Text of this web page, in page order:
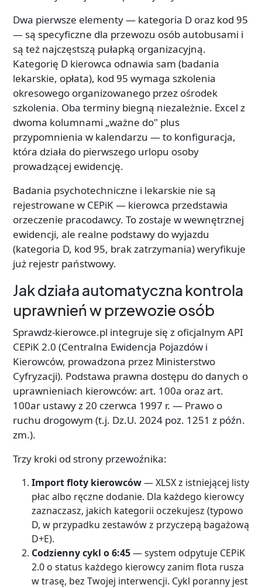
Dwa pierwsze elementy — kategoria D oraz kod 95
— są specyficzne dla przewozu osób autobusami i
są też najczęstszą pułapką organizacyjną.
Kategorię D kierowca odnawia sam (badania
lekarskie, opłata), kod 95 wymaga szkolenia
okresowego organizowanego przez ośrodek
szkolenia. Oba terminy biegną niezależnie. Excel z
dwoma kolumnami „ważne do" plus
przypomnienia w kalendarzu — to konfiguracja,
która działa do pierwszego urlopu osoby
prowadzącej ewidencję.
Badania psychotechniczne i lekarskie nie są
rejestrowane w CEPiK — kierowca przedstawia
orzeczenie pracodawcy. To zostaje w wewnętrznej
ewidencji, ale realne podstawy do wyjazdu
(kategoria D, kod 95, brak zatrzymania) weryfikuje
już rejestr państwowy.
Jak działa automatyczna kontrola
uprawnień w przewozie osób
Sprawdz-kierowce.pl integruje się z oficjalnym API
CEPiK 2.0 (Centralna Ewidencja Pojazdów i
Kierowców, prowadzona przez Ministerstwo
Cyfryzacji). Podstawa prawna dostępu do danych o
uprawnieniach kierowców: art. 100a oraz art.
100ar ustawy z 20 czerwca 1997 r. — Prawo o
ruchu drogowym (t.j. Dz.U. 2024 poz. 1251 z późn.
zm.).
Trzy kroki od strony przewoźnika:
Import floty kierowców— XLSX z istniejącej listy
płac albo ręczne dodanie. Dla każdego kierowcy
zaznaczasz, jakich kategorii oczekujesz (typowo
D, w przypadku zestawów z przyczepą bagażową
D+E).
Codzienny cykl o 6:45— system odpytuje CEPiK
2.0 o status każdego kierowcy zanim flota rusza
w trasę, bez Twojej interwencji. Cykl poranny jest